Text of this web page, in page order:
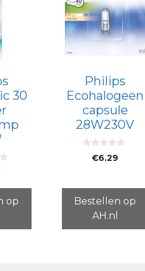
30
op
Philips
Ecohalogeen
capsule
28W230V
€6.29
Bestellen op
AH.nl